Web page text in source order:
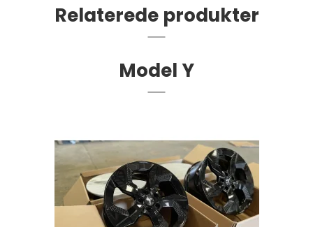
Relaterede produkter
Model Y